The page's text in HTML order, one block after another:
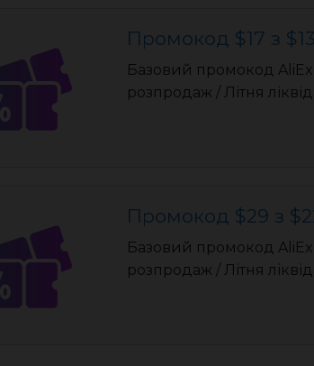
Промокод $17 з
Базовий промокод
розпродаж / Літня
Промокод $29 з
Базовий промокод
розпродаж / Літня